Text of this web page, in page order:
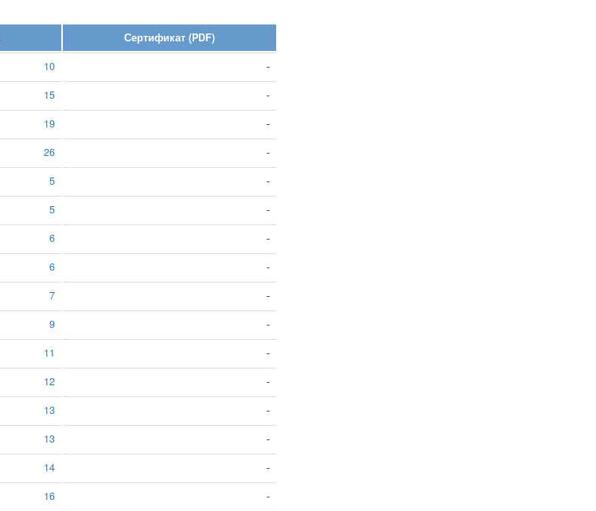
Сертификат (PDF)
10
-
15
-
19
-
26
-
5
-
5
-
6
-
6
-
7
-
9
-
11
-
12
-
13
-
13
-
14
-
16
-